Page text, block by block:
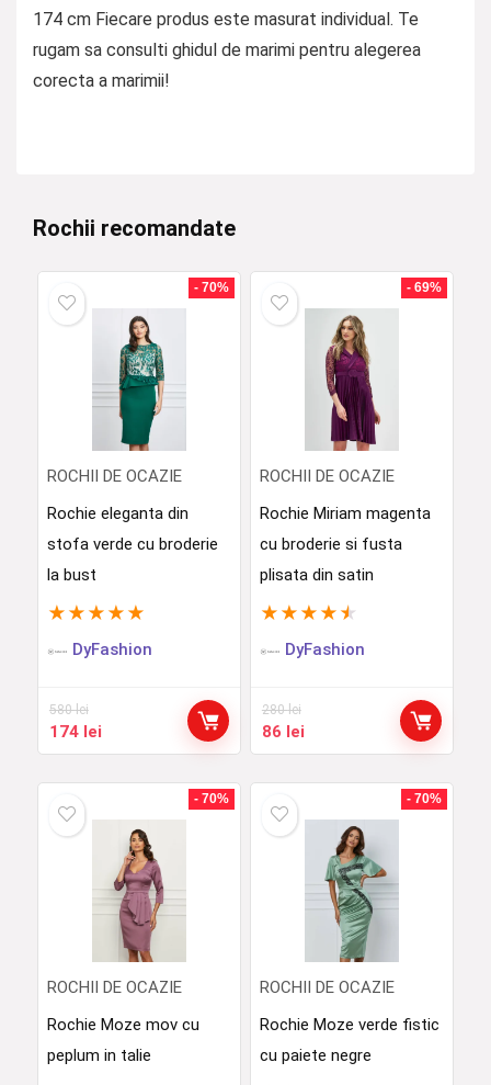
174 cm Fiecare produs este masurat individual. Te
rugam sa consulti ghidul de marimi pentru alegerea
corecta a marimii!
Rochii recomandate
- 70%
ROCHII DE OCAZIE
Rochie eleganta din
stofa verde cu broderie
la bust
★ ★ ★ ★ ★
DyFashion
580lei
Prețul
inițial
580 lei.
174 leiPrețul
curent
- 69%
ROCHII DE OCAZIE
Rochie Miriam magenta
cu broderie si fusta
plisata din satin
★ ★ ★ ★ ★
DyFashion
280lei
Prețul
inițial
280 lei.
86 leiPrețul
curent
- 70%
ROCHII DE OCAZIE
Rochie Moze mov cu
peplum in talie
- 70%
ROCHII DE OCAZIE
Rochie Moze verde fistic
cu paiete negre